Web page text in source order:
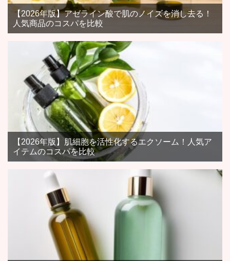
【2026年版】アゼライン酸で肌のノイズを消し去る！
人気商品のコスパを比較
【2026年版】肌細胞を活性化するエクソーム！人気ア
イテムのコスパを比較